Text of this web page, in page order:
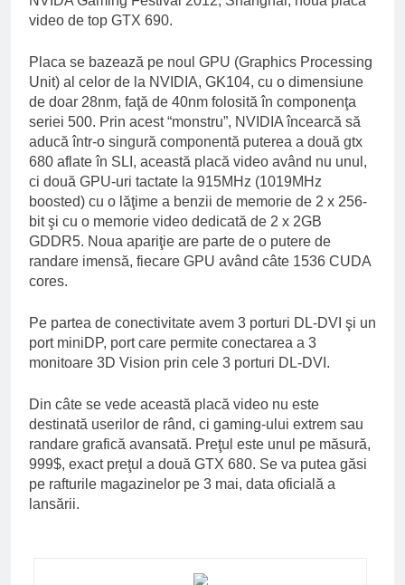
video de top GTX 690.
Placa se bazează pe noul GPU (Graphics Processing
Unit) al celor de la NVIDIA, GK104, cu o dimensiune
de doar 28nm, faţă de 40nm folosită în componenţa
seriei 500. Prin acest “monstru”, NVIDIA încearcă să
aducă într-o singură componentă puterea a două gtx
680 aflate în SLI, această placă video având nu unul,
ci două GPU-uri tactate la 915MHz (1019MHz
boosted) cu o lăţime a benzii de memorie de 2 x 256-
bit şi cu o memorie video dedicată de 2 x 2GB
GDDR5. Noua apariţie are parte de o putere de
randare imensă, fiecare GPU având câte 1536 CUDA
cores.
Pe partea de conectivitate avem 3 porturi DL-DVI şi un
port miniDP, port care permite conectarea a 3
monitoare 3D Vision prin cele 3 porturi DL-DVI.
Din câte se vede această placă video nu este
destinată userilor de rând, ci gaming-ului extrem sau
randare grafică avansată. Preţul este unul pe măsură,
999$, exact preţul a două GTX 680. Se va putea găsi
pe rafturile magazinelor pe 3 mai, data oficială a
lansării.